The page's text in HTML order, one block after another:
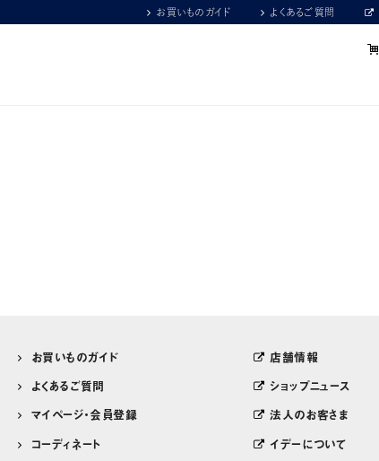
お買いものガイド よくあるご質問
お買いものガイド
よくあるご質問
マイページ・会員登録
コーディネート
店舗情報
ショップニュース
法人のお客さま
イデーについて